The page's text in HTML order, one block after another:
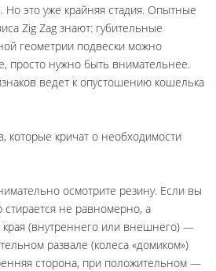
Но это уже крайняя стадия. Опытные
Zig Zag знают: губительные
геометрии подвески можно
просто нужно быть внимательнее.
ведет к опустошению кошелька
которые кричат о необходимости
осмотрите резину. Если вы
стирается не равномерно, а
края (внутреннего или внешнего) —
развале (колеса «домиком»)
сторона, при положительном —